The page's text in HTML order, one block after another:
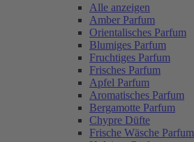
Alle anzeigen
Amber Parfum
Orientalisches Parfum
Blumiges Parfum
Fruchtiges Parfum
Frisches Parfum
Apfel Parfum
Aromatisches Parfum
Bergamotte Parfum
Chypre Düfte
Frische Wäsche Parfum